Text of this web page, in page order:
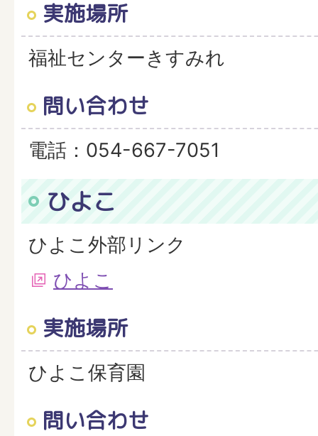
実施場所
福祉センターきすみれ
問い合わせ
電話：054-667-7051
ひよこ
ひよこ外部リンク
ひよこ
実施場所
ひよこ保育園
問い合わせ